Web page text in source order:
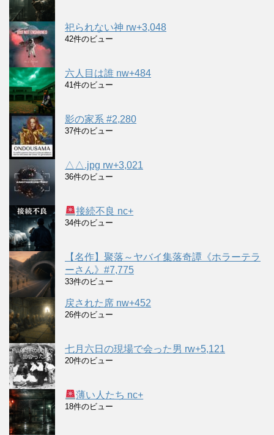
祀られない神 rw+3,048
42件のビュー
六人目は誰 nw+484
41件のビュー
影の家系 #2,280
37件のビュー
△△.jpg rw+3,021
36件のビュー
接続不良 nc+
34件のビュー
【名作】聚落～ヤバイ集落奇譚《ホラーテラ
ーさん》#7,775
33件のビュー
戻された席 nw+452
26件のビュー
七月六日の現場で会った男 rw+5,121
20件のビュー
薄い人たち nc+
18件のビュー